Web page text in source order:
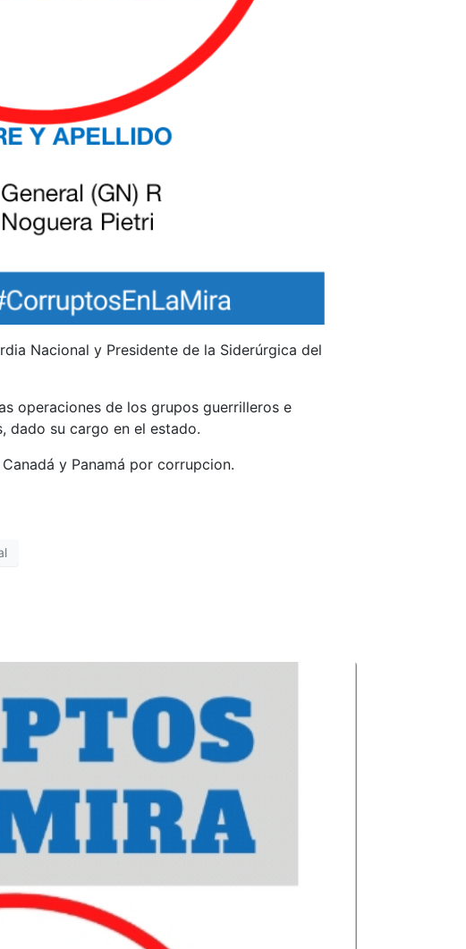
Nacional y Presidente de la Siderúrgica del
operaciones de los grupos guerrilleros e
dado su cargo en el estado.
y Panamá por corrupcion.